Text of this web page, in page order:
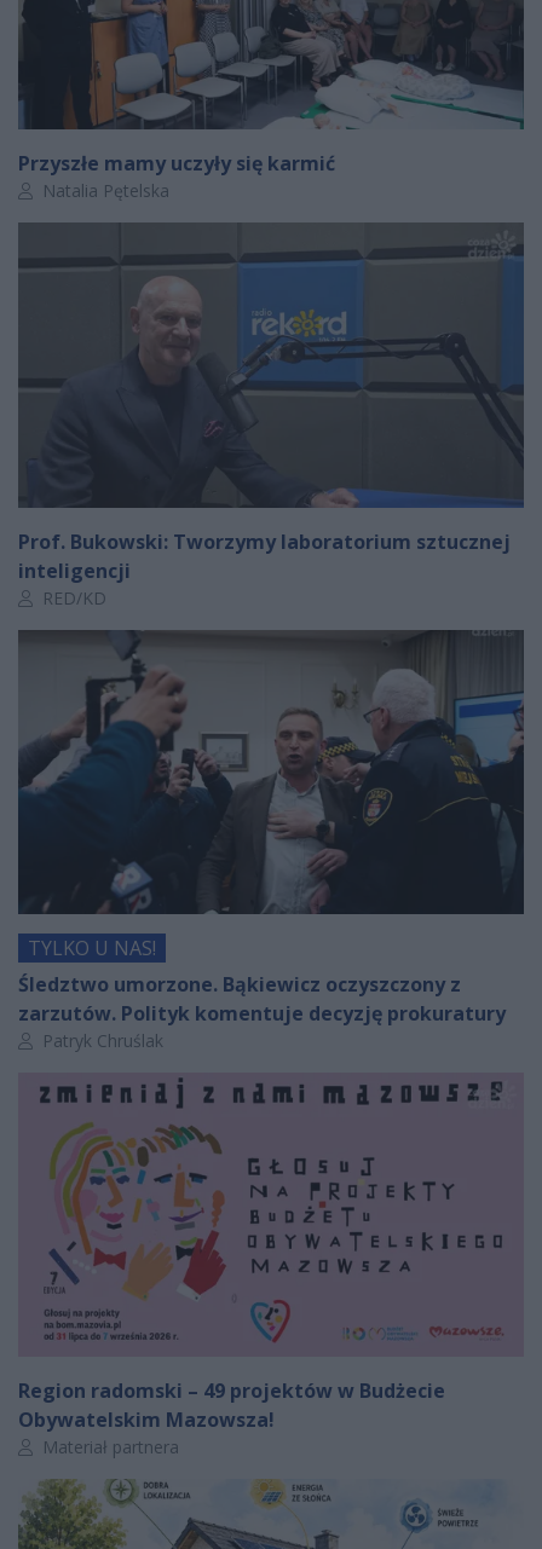
Przyszłe mamy uczyły się karmić
Autor artykułu:
Natalia Pętelska
Prof. Bukowski: Tworzymy laboratorium sztucznej
inteligencji
Autor artykułu:
RED/KD
TYLKO U NAS!
Śledztwo umorzone. Bąkiewicz oczyszczony z
zarzutów. Polityk komentuje decyzję prokuratury
Autor artykułu:
Patryk Chruślak
Region radomski – 49 projektów w Budżecie
Obywatelskim Mazowsza!
Autor artykułu:
Materiał partnera